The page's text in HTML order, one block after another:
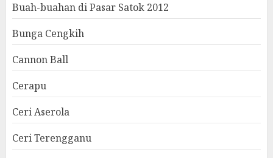
Buah-buahan di Pasar Satok 2012
Bunga Cengkih
Cannon Ball
Cerapu
Ceri Aserola
Ceri Terengganu